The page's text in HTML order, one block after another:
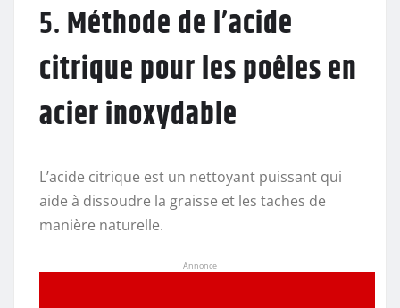
5.Méthode de l’acide
citrique pour les poêles en
acier inoxydable
L’acide citrique est un nettoyant puissant qui
aide à dissoudre la graisse et les taches de
manière naturelle.
Annonce